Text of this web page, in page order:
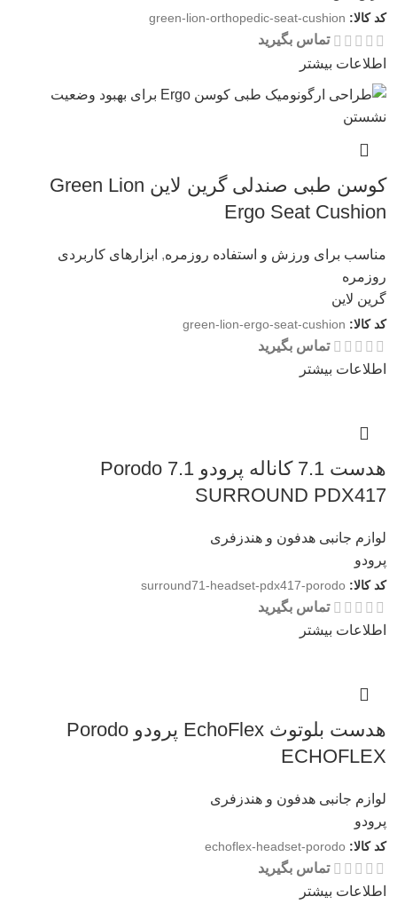
کد کالا: green-lion-orthopedic-seat-cushion
تماس بگیرید
اطلاعات بیشتر
کوسن طبی صندلی گرین لاین Green Lion
Ergo Seat Cushion
مناسب برای ورزش و استفاده روزمره, ابزارهای کاربردی
روزمره
گرین لاین
کد کالا: green-lion-ergo-seat-cushion
تماس بگیرید
اطلاعات بیشتر
هدست 7.1 کاناله پرودو Porodo 7.1
SURROUND PDX417
لوازم جانبی هدفون و هندزفری
پرودو
کد کالا: surround71-headset-pdx417-porodo
تماس بگیرید
اطلاعات بیشتر
هدست بلوتوث EchoFlex پرودو Porodo
ECHOFLEX
لوازم جانبی هدفون و هندزفری
پرودو
کد کالا: echoflex-headset-porodo
تماس بگیرید
اطلاعات بیشتر